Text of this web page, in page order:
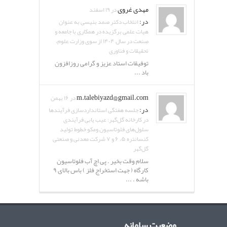
مهدی غرویدر ۱۹ اسفند
در:انتخاب دکتر صمد بنیسی به عنوان
هیات علمی برگزیده در همکاری با جامعه و
صنعت در سال ۱۴۰۴ از سوی وزارت علوم،
تحقیقات و فناوری
توفیقات استاد عزیز و گرامی روزافزون
باد ...
m.talebiyazd@gmail.comدر ۱۶ بهمن
در:جلسه هفتگی استانداردسازی فرآیندها
در کارخانه گل‌گهر: عیب یابی فرآیندی
سلول‌های فلوتاسیون ومکو خطوط تولید
کنسانتره ۵، ۶ و ۷ شرکت معدنی و صنعتی
گل‌گهر
سلام وقت بخیر . پی اچ آب فلوتاسیون
کارگاه ( جهت استخراج فلز ) باس بالای ۹
باشه . ...